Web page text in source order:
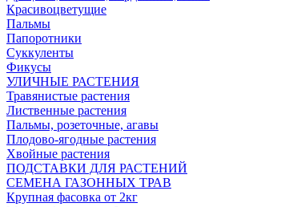
Красивоцветущие
Пальмы
Папоротники
Суккуленты
Фикусы
УЛИЧНЫЕ РАСТЕНИЯ
Травянистые растения
Лиственные растения
Пальмы, розеточные, агавы
Плодово-ягодные растения
Хвойные растения
ПОДСТАВКИ ДЛЯ РАСТЕНИЙ
СЕМЕНА ГАЗОННЫХ ТРАВ
Крупная фасовка от 2кг